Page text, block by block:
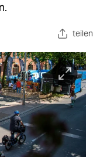
teilen